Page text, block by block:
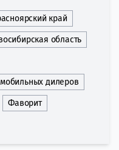
край
область
дилеров
Фаворит